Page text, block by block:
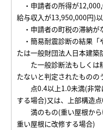
・申請者の所得が
給与収入が13,950,000円)
・申請者の町税の滞納が
・簡易耐震診断の結果「
たは一般財団法人日本建築
た一般診断法もしくは
たないと判定されたものの
点0.4以上1.0未満(非常
する場合)又は、上部構造
満のもの(重い屋根から
重い屋根に改修する場合)